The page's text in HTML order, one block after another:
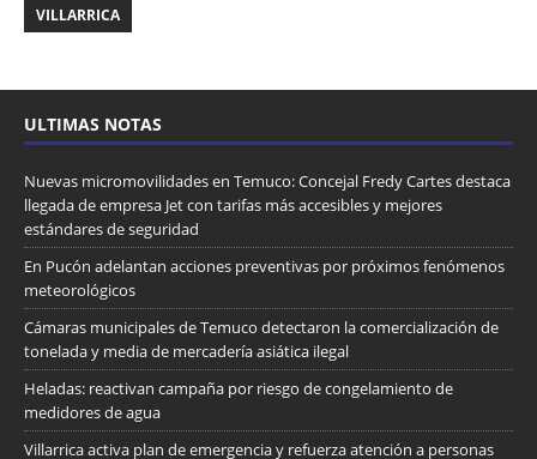
VILLARRICA
ULTIMAS NOTAS
Nuevas micromovilidades en Temuco: Concejal Fredy Cartes destaca
llegada de empresa Jet con tarifas más accesibles y mejores
estándares de seguridad
En Pucón adelantan acciones preventivas por próximos fenómenos
meteorológicos
Cámaras municipales de Temuco detectaron la comercialización de
tonelada y media de mercadería asiática ilegal
Heladas: reactivan campaña por riesgo de congelamiento de
medidores de agua
Villarrica activa plan de emergencia y refuerza atención a personas